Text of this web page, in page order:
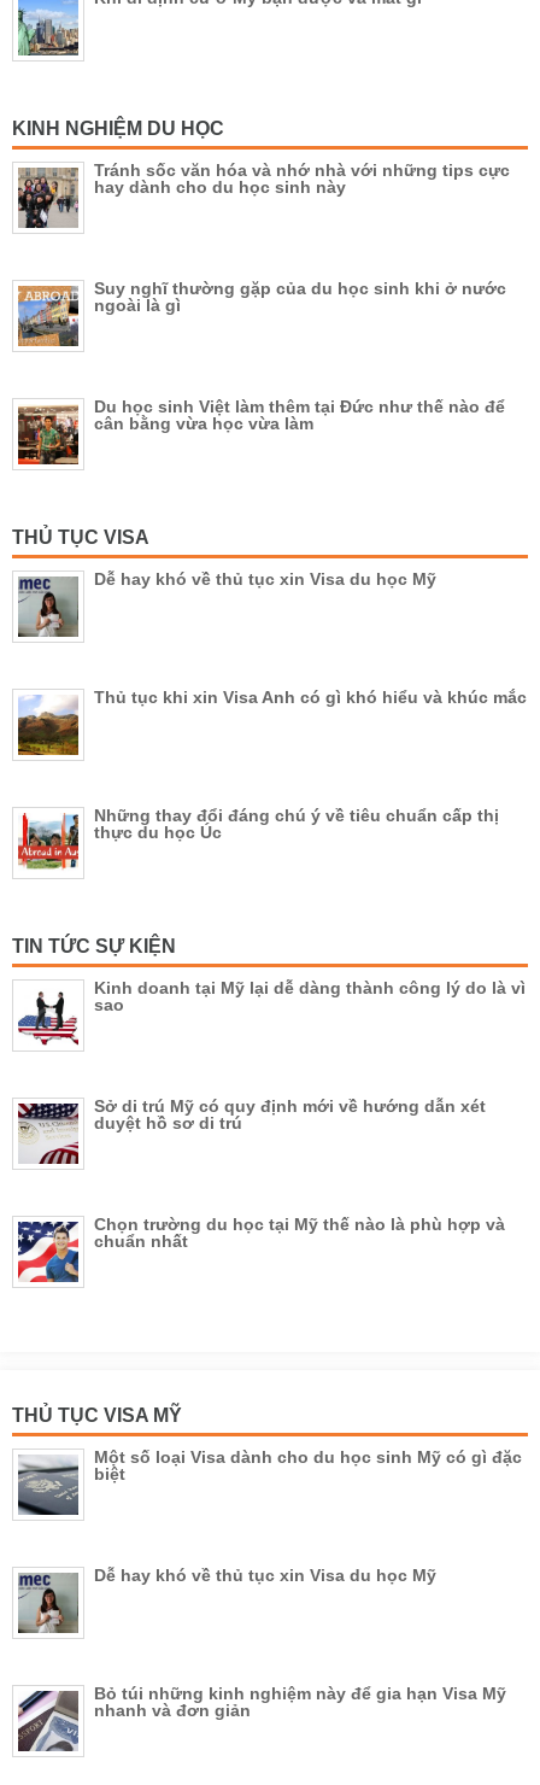
KINH NGHIỆM DU HỌC
Tránh sốc văn hóa và nhớ nhà với những tips cực
hay dành cho du học sinh này
Suy nghĩ thường gặp của du học sinh khi ở nước
ngoài là gì
Du học sinh Việt làm thêm tại Đức như thế nào để
cân bằng vừa học vừa làm
THỦ TỤC VISA
Dễ hay khó về thủ tục xin Visa du học Mỹ
Thủ tục khi xin Visa Anh có gì khó hiểu và khúc mắc
Những thay đổi đáng chú ý về tiêu chuẩn cấp thị
thực du học Úc
TIN TỨC SỰ KIỆN
Kinh doanh tại Mỹ lại dễ dàng thành công lý do là vì
sao
Sở di trú Mỹ có quy định mới về hướng dẫn xét
duyệt hồ sơ di trú
Chọn trường du học tại Mỹ thế nào là phù hợp và
chuẩn nhất
THỦ TỤC VISA MỸ
Một số loại Visa dành cho du học sinh Mỹ có gì đặc
biệt
Dễ hay khó về thủ tục xin Visa du học Mỹ
Bỏ túi những kinh nghiệm này để gia hạn Visa Mỹ
nhanh và đơn giản